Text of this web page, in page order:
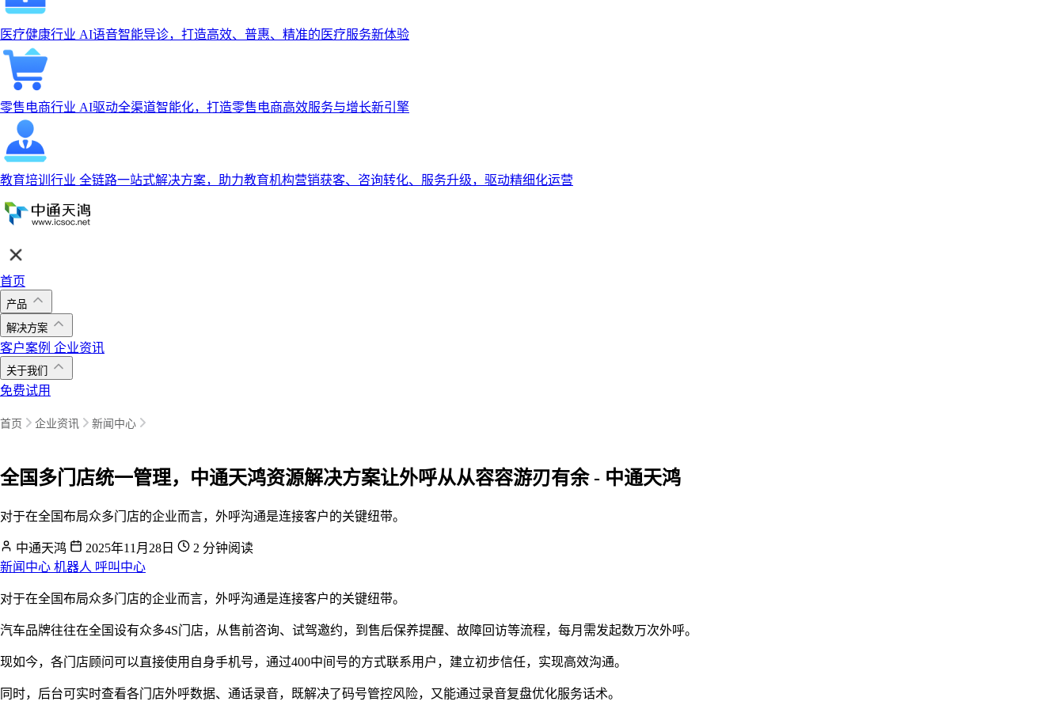
医疗健康行业 AI语音智能导诊，打造高效、普惠、精准的医疗服务新体验
零售电商行业 AI驱动全渠道智能化，打造零售电商高效服务与增长新引擎
教育培训行业 全链路一站式解决方案，助力教育机构营销获客、咨询转化、服务升级，驱动精细化运营
首页
产品
解决方案
客户案例 企业资讯
关于我们
免费试用
首页 企业资讯 新闻中心
全国多门店统一管理，中通天鸿资源解决方案让外呼从从容容游刃有余 - 中通天鸿
对于在全国布局众多门店的企业而言，外呼沟通是连接客户的关键纽带。
中通天鸿 2025年11月28日
2 分钟阅读
新闻中心 机器人 呼叫中心
对于在全国布局众多门店的企业而言，外呼沟通是连接客户的关键纽带。
汽车品牌往往在全国设有众多4S门店，从售前咨询、试驾邀约，到售后保养提醒、故障回访等流程，每月需发起数万次外呼。
现如今，各门店顾问可以直接使用自身手机号，通过400中间号的方式联系用户，建立初步信任，实现高效沟通。
同时，后台可实时查看各门店外呼数据、通话录音，既解决了码号管控风险，又能通过录音复盘优化服务话术。